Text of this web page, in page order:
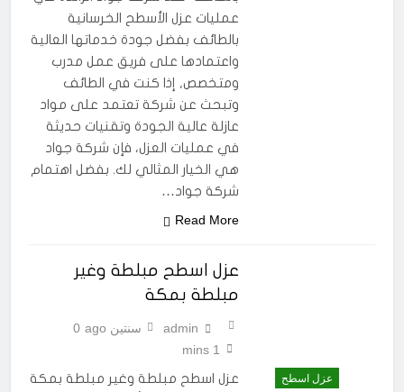
عمليات عزل الأسطح الخرسانية
بالطائف بفضل جودة خدماتها العالية
واعتمادها على فريق عمل مدرب
ومتخصص, إذا كنت في الطائف
وتبحث عن شركة تعتمد على مواد
عازلة عالية الجودة وتقنيات حديثة
في عمليات العزل، فإن شركة جواد
هي الخيار المثالي لك. بفضل اهتمام
شركة جواد…
Read More
عزل اسطح
عزل اسطح مبلطة وغير
مبلطة بمكة
admin سنتين ago
0
1 mins
عزل اسطح مبلطة وغير مبلطة بمكة